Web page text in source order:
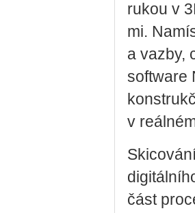
rukou v
mi.
a vazby,
soft­ware
v
část